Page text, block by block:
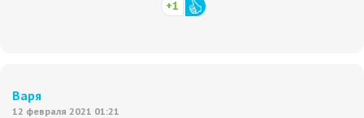
+1
Варя
12 февраля 2021 01:21